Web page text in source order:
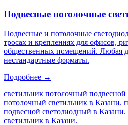
Подвесные потолочные
Подвесные и потолочные
тросах и креплениях для офисов,
общественных помещений. Любая
нестандартные форматы.
Подробнее →
светильник потолочный подвесной
потолочный светильник в Казани.
подвесной светодиодный в
светильник в Казани.